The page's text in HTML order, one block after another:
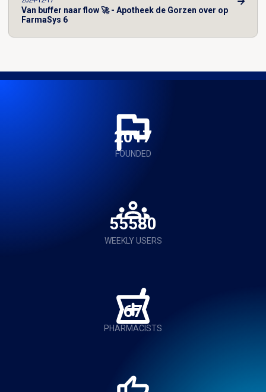
Van buffer naar flow 🚀 - Apotheek de Gorzen over op
FarmaSys 6
2016
FOUNDED
56000
WEEKLY USERS
68
PHARMACISTS